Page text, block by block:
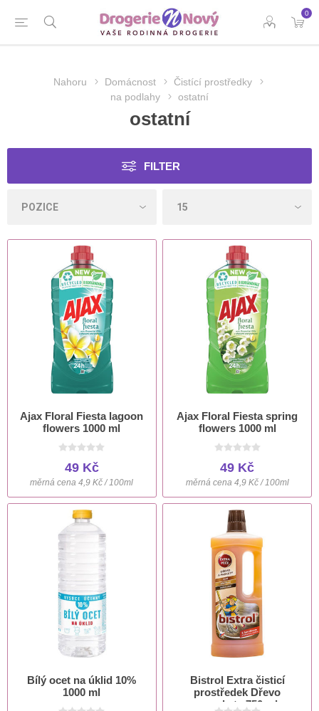
0
Nahoru Domácnost
Čistící prostředky
na podlahy
ostatní
ostatní
FILTER
Ajax Floral Fiesta lagoon
flowers 1000 ml
49 Kč
měrná cena 4,9 Kč / 100ml
Ajax Floral Fiesta spring
flowers 1000 ml
49 Kč
měrná cena 4,9 Kč / 100ml
Bílý ocet na úklid 10%
1000 ml
Bistrol Extra čisticí
prostředek Dřevo
a parkety 750 ml